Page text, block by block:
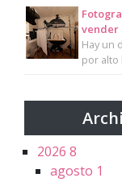
vender
Hay un
por
2026 8
agosto 1